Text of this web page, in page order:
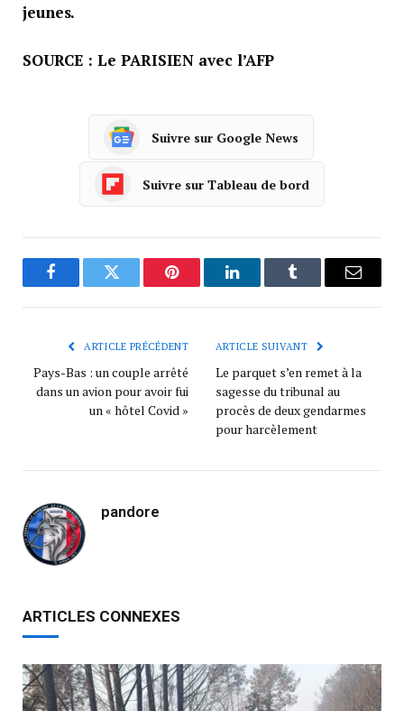
jeunes.
SOURCE : Le PARISIEN avec l’AFP
Suivre sur Google News
Suivre sur Tableau de bord
FacebookTwitter Pinterest LinkedInTumblr
ARTICLE PRÉCÉDENT
Pays-Bas : un couple arrêté
dans un avion pour avoir fui
un « hôtel Covid »
ARTICLE SUIVANT
Le parquet s’en remet à la
sagesse du tribunal au
procès de deux gendarmes
pour harcèlement
pandore
ARTICLES CONNEXES